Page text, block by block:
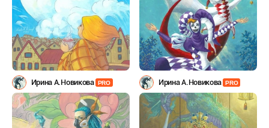
Ирина А.Новикова PRO Ирина А.Новикова PRO